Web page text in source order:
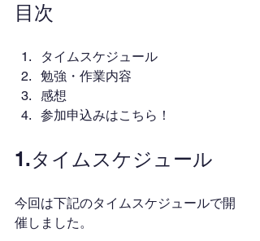
目次
タイムスケジュール
勉強・作業内容
感想
参加申込みはこちら！
1.タイムスケジュール
今回は下記のタイムスケジュールで開
催しました。